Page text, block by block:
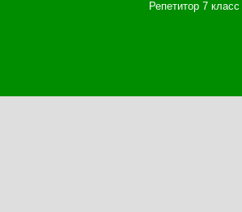
Репетитор 7 класс